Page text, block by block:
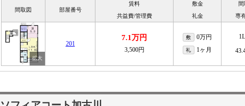
間取図 部屋番号
賃料
共益費/管理費
敷金
礼金
間
専
201
7.1万円
3,500円
敷 0万円
礼 1ヶ月